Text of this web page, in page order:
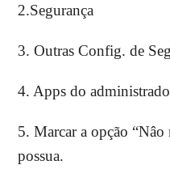
2.Segurança
3. Outras Config. de
4. Apps do
5. Marcar a opção “Nâo
possua.